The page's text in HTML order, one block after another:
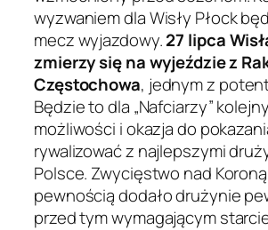
wyzwaniem dla Wisły Płock
mecz wyjazdowy.27 lipca
zmierzy się na wyjeździe z
Częstochowa, jednym z
Będzie to dla „Nafciarzy”
możliwości i okazja do
rywalizować z najlepszymi
Polsce. Zwycięstwo nad
pewnością dodało drużynie
przed tym wymagającym